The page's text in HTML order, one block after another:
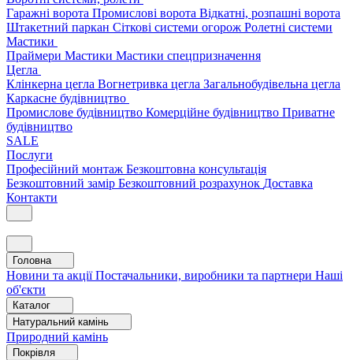
Гаражні ворота Промислові ворота Відкатні, розпашні ворота
Штакетний паркан Сіткові системи огорож Ролетні системи
Мастики
Праймери Мастики Мастики спецпризначення
Цегла
Клінкерна цегла Вогнетривка цегла Загальнобудівельна цегла
Каркасне будівництво
Промислове будівництво Комерційне будівництво Приватне
будівництво
SALE
Послуги
Професійний монтаж Безкоштовна консультація
Безкоштовний замір Безкоштовний розрахунок Доставка
Контакти
Головна
Новини та акціїПостачальники, виробники та партнери Наші
об'єкти
Каталог
Натуральний камінь
Природний камінь
Покрівля